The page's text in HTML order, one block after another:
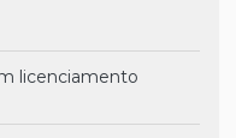
licenciamento